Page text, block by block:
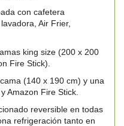
con cafetera
Air Frier,
king size (200 x 200
Fire Stick).
(140 x 190 cm) y una
Amazon Fire Stick.
reversible en todas
refrigeración tanto en